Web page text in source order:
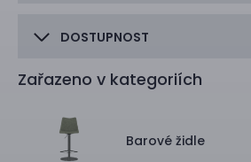
DOSTUPNOST
Zařazeno v kategoriích
Barové židle